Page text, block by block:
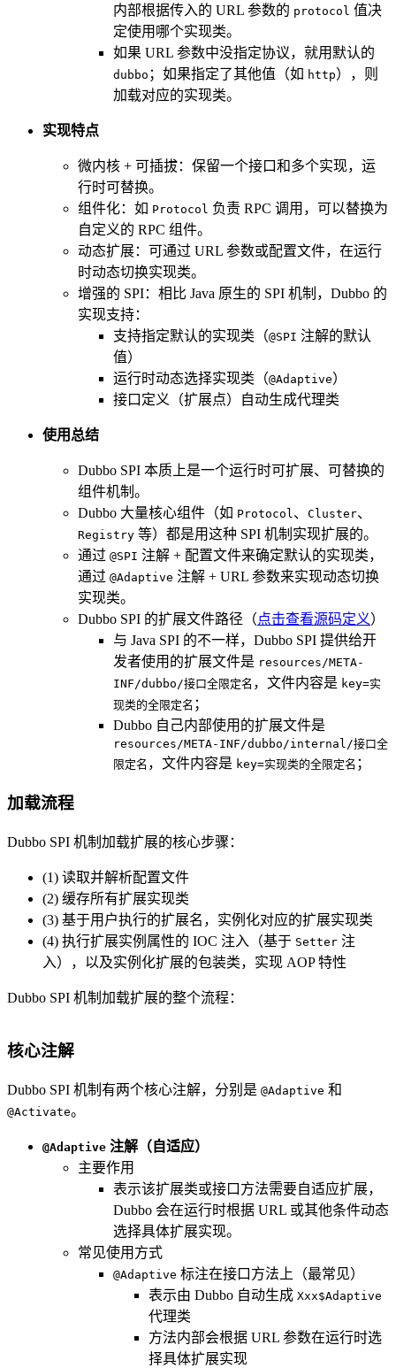
内部根据传入的 URL 参数的 protocol 值决
定使用哪个实现类。
如果 URL 参数中没指定协议，就用默认的
dubbo ；如果指定了其他值（如 http），则
加载对应的实现类。
实现特点
微内核 + 可插拔：保留一个接口和多个实现，运
行时可替换。
组件化：如 Protocol 负责 RPC 调用，可以替换为
自定义的 RPC 组件。
动态扩展：可通过 URL 参数或配置文件，在运行
时动态切换实现类。
增强的 SPI：相比 Java 原生的 SPI 机制，Dubbo 的
实现支持：
支持指定默认的实现类（@SPI 注解的默认
值）
运行时动态选择实现类（@Adaptive）
接口定义（扩展点）自动生成代理类
使用总结
Dubbo SPI 本质上是一个运行时可扩展、可替换的
组件机制。
Dubbo 大量核心组件（如 Protocol、 Cluster、
Registry 等）都是用这种 SPI 机制实现扩展的。
通过 @SPI 注解 + 配置文件来确定默认的实现类，
通过 @Adaptive 注解 + URL 参数来实现动态切换
实现类。
Dubbo SPI 的扩展文件路径（点击查看源码定义）
与 Java SPI 的不一样，Dubbo SPI 提供给开
发者使用的扩展文件是 resources/META-
INF/dubbo/接口全限定名 ，文件内容是 key=实
现类的全限定名 ；
Dubbo 自己内部使用的扩展文件是
resources/META-INF/dubbo/internal/接口全
限定名 ，文件内容是 key=实现类的全限定名 ；
加载流程
Dubbo SPI 机制加载扩展的核心步骤：
(1) 读取并解析配置文件
(2) 缓存所有扩展实现类
(3) 基于用户执行的扩展名，实例化对应的扩展实现类
(4) 执行扩展实例属性的 IOC 注入（基于 Setter 注
入），以及实例化扩展的包装类，实现 AOP 特性
Dubbo SPI 机制加载扩展的整个流程：
核心注解
Dubbo SPI 机制有两个核心注解，分别是 @Adaptive 和
@Activate。
@Adaptive 注解（自适应）
主要作用
表示该扩展类或接口方法需要自适应扩展，
Dubbo 会在运行时根据 URL 或其他条件动态
选择具体扩展实现。
常见使用方式
@Adaptive 标注在接口方法上（最常见）
表示由 Dubbo 自动生成 Xxx$Adaptive
代理类
方法内部会根据 URL 参数在运行时选
择具体扩展实现